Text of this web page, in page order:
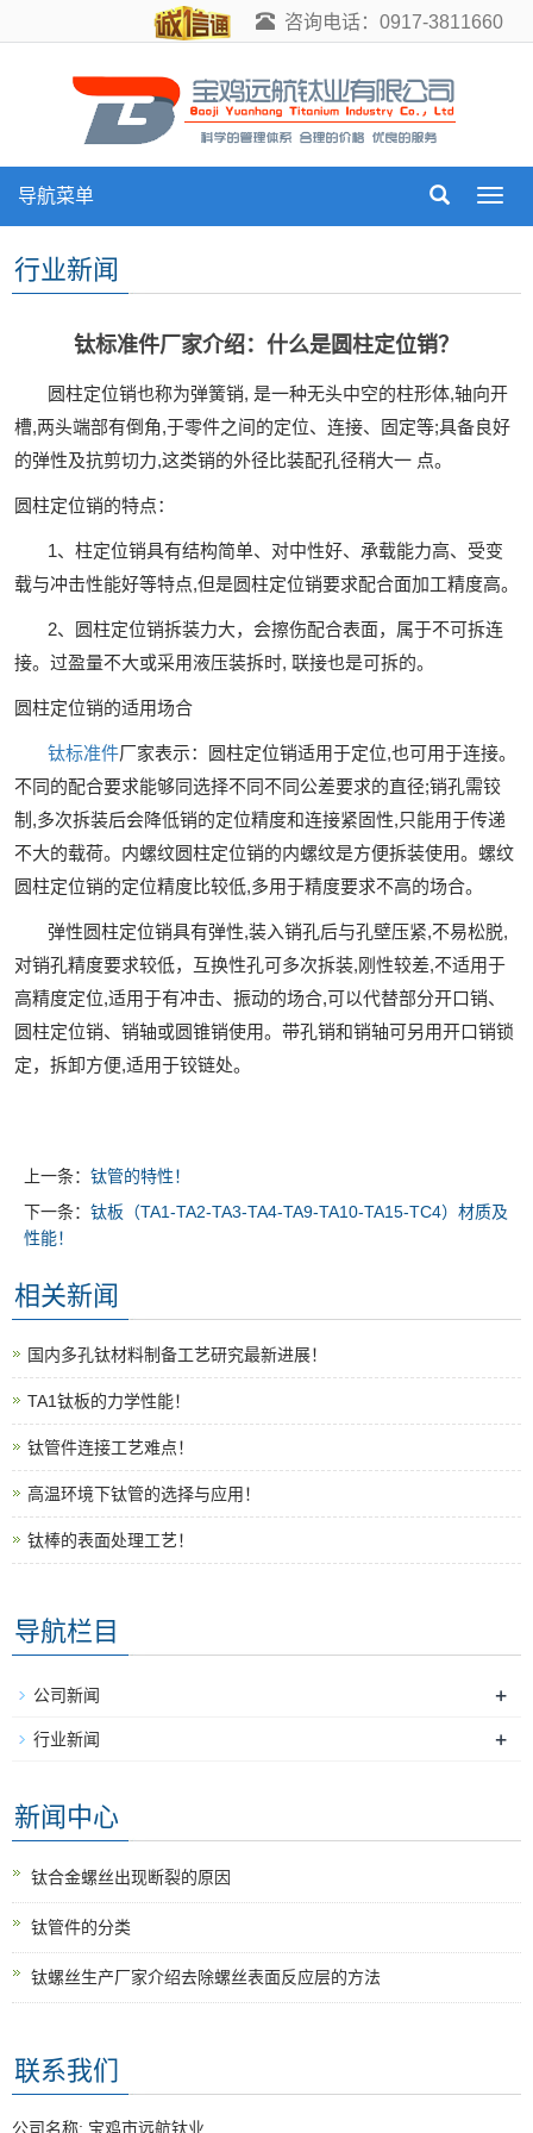
咨询电话：0917-3811660
导
导航菜单
行业新闻
钛标准件厂家介绍：什么是圆柱定位销？
圆柱定位销也称为弹簧销, 是一种无头中空的柱形体,轴向开
槽,两头端部有倒角,于零件之间的定位、连接、固定等;具备良好
的弹性及抗剪切力,这类销的外径比装配孔径稍大一 点。
圆柱定位销的特点：
1、柱定位销具有结构简单、对中性好、承载能力高、受变
载与冲击性能好等特点,但是圆柱定位销要求配合面加工精度高。
2、圆柱定位销拆装力大，会擦伤配合表面，属于不可拆连
接。过盈量不大或采用液压装拆时, 联接也是可拆的。
圆柱定位销的适用场合
钛标准件厂家表示：圆柱定位销适用于定位,也可用于连接。
不同的配合要求能够同选择不同不同公差要求的直径;销孔需铰
制,多次拆装后会降低销的定位精度和连接紧固性,只能用于传递
不大的载荷。内螺纹圆柱定位销的内螺纹是方便拆装使用。螺纹
圆柱定位销的定位精度比较低,多用于精度要求不高的场合。
弹性圆柱定位销具有弹性,装入销孔后与孔壁压紧,不易松脱,
对销孔精度要求较低，互换性孔可多次拆装,刚性较差,不适用于
高精度定位,适用于有冲击、振动的场合,可以代替部分开口销、
圆柱定位销、销轴或圆锥销使用。带孔销和销轴可另用开口销锁
定，拆卸方便,适用于铰链处。
上一条： 钛管的特性！
下一条： 钛板（TA1-TA2-TA3-TA4-TA9-TA10-TA15-TC4）材质及
性能！
相关新闻
国内多孔钛材料制备工艺研究最新进展！
TA1钛板的力学性能！
钛管件连接工艺难点！
高温环境下钛管的选择与应用！
钛棒的表面处理工艺！
导航栏目
公司新闻 +
行业新闻 +
新闻中心
钛合金螺丝出现断裂的原因
钛管件的分类
钛螺丝生产厂家介绍去除螺丝表面反应层的方法
联系我们
公司名称: 宝鸡市远航钛业